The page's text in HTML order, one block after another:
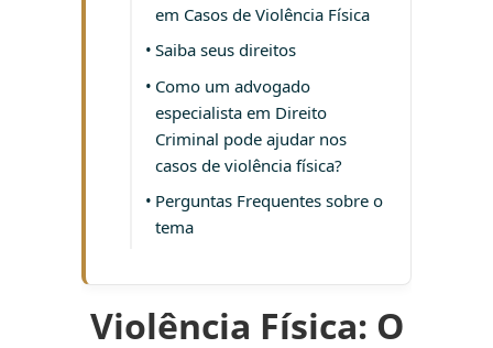
em Casos de Violência Física
Saiba seus direitos
Como um advogado
especialista em Direito
Criminal pode ajudar nos
casos de violência física?
Perguntas Frequentes sobre o
tema
Violência Física: O